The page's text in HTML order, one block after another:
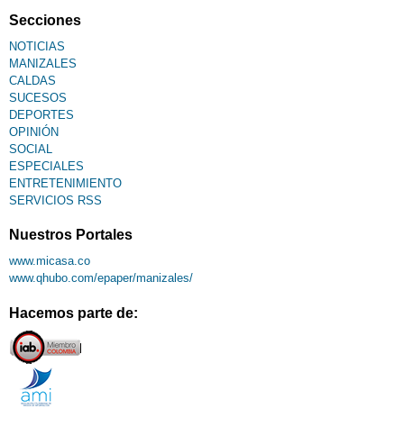
Secciones
NOTICIAS
MANIZALES
CALDAS
SUCESOS
DEPORTES
OPINIÓN
SOCIAL
ESPECIALES
ENTRETENIMIENTO
SERVICIOS RSS
Nuestros Portales
www.micasa.co
www.qhubo.com/epaper/manizales/
Hacemos parte de: